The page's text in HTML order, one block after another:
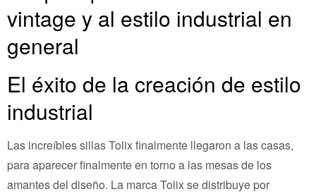
vintage y al estilo industrial en
general
El éxito de la creación de estilo
industrial
Las increíbles sillas Tolix finalmente llegaron a las casas,
para aparecer finalmente en torno a las mesas de los
amantes del diseño. La marca Tolix se distribuye por